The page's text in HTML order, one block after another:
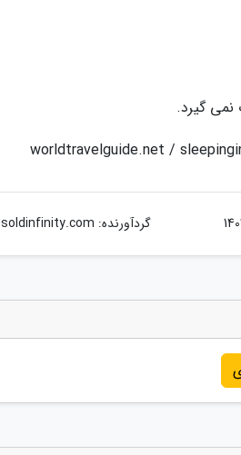
نمی گیرد.
گردآورنده: soldinfinity.com